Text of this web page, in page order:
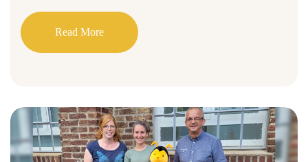
Read More